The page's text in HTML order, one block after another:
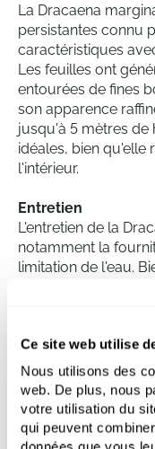
Ce site web utilise
Nous utilisons des
web. De plus, nous
votre utilisation du
qui peuvent
La Dracaena
persistantes connu
caractéristiques
Les feuilles ont
entourées de fines
son apparence
jusqu'à 5 mètres de
idéales, bien qu'elle
l'intérieur.
Entretien
L'entretien de la
notamment la
limitation de l'eau.
toutes les deux
cette plante est
Dracaena